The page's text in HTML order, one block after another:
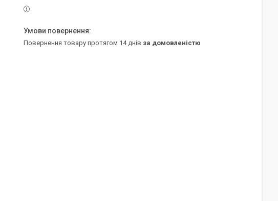
повернення товару протягом 14 днів за домовленістю